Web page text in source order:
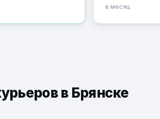
в месяц
в Брянске